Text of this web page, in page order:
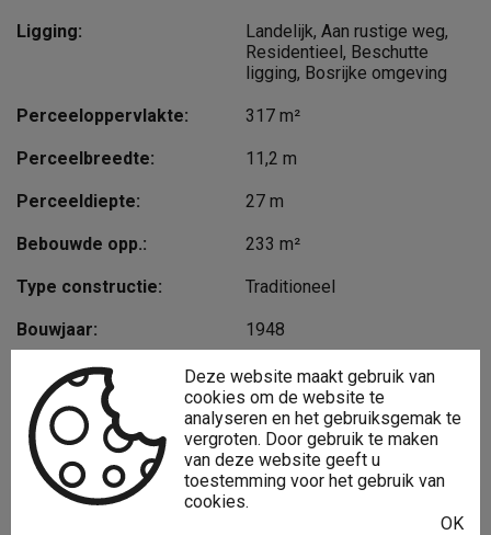
Ligging:
Landelijk, Aan rustige weg,
Residentieel, Beschutte
ligging, Bosrijke omgeving
Perceeloppervlakte: 317 m²
Perceelbreedte: 11,2 m
Perceeldiepte: 27 m
Bebouwde opp.: 233 m²
Type constructie: Traditioneel
Bouwjaar: 1948
Gevelbreedte: 11,2 m
Bouwlagen: 3
Deze website maakt gebruik van
cookies om de website te
analyseren en het gebruiksgemak te
vergroten. Door gebruik te maken
van deze website geeft u
toestemming voor het gebruik van
cookies.
OK